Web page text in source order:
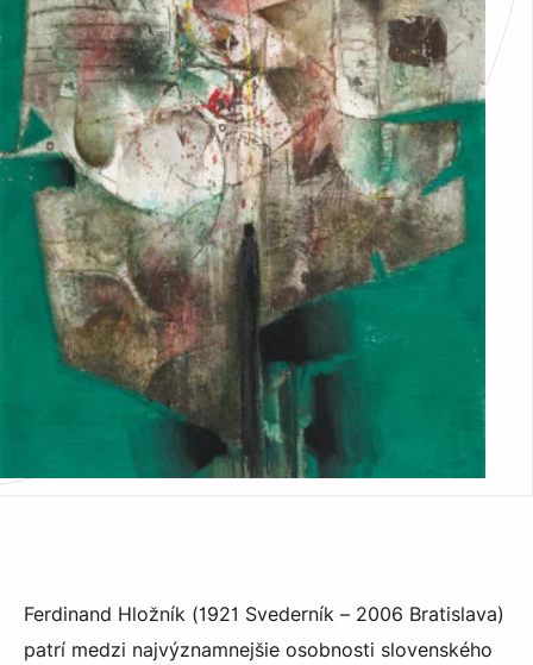
Ferdinand Hložník (1921 Svederník – 2006 Bratislava)
patrí medzi najvýznamnejšie osobnosti slovenského